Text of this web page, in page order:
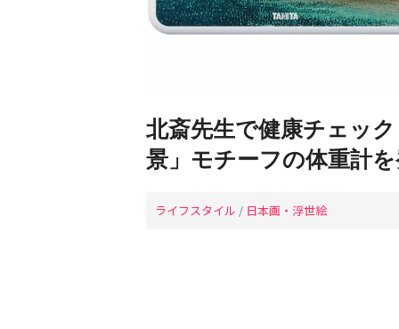
北斎先生で健康チェッ
景」モチーフの体重計
ライフスタイル / 日本画・浮世絵